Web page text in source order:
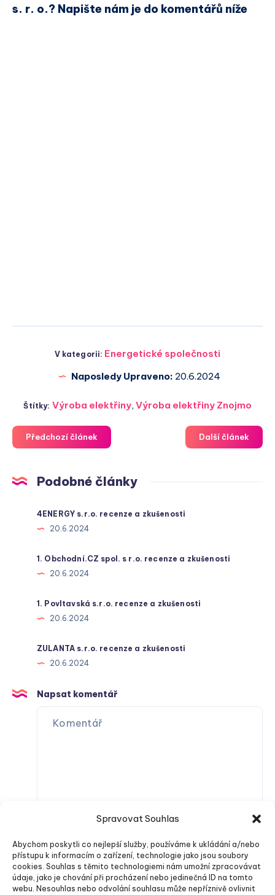
Spravovat Souhlas
Abychom poskytli co nejlepší služby, používáme k ukládání a/nebo
přístupu k informacím o zařízení, technologie jako jsou soubory
cookies. Souhlas s těmito technologiemi nám umožní zpracovávat
údaje, jako je chování při procházení nebo jedinečná ID na tomto
webu. Nesouhlas nebo odvolání souhlasu může nepříznivě ovlivnit
s. r. o.? Napište nám je do komentářů níže
V kategorii: Energetické společnosti
Naposledy Upraveno: 20.6.2024
Štítky: Výroba elektřiny, Výroba elektřiny Znojmo
Předchozí článek Další článek
Podobné články
4ENERGY s.r.o. recenze a zkušenosti
20.6.2024
1. Obchodní.CZ spol. s r.o. recenze a zkušenosti
20.6.2024
1. Povltavská s.r.o. recenze a zkušenosti
20.6.2024
ZULANTA s.r.o. recenze a zkušenosti
20.6.2024
Napsat komentář